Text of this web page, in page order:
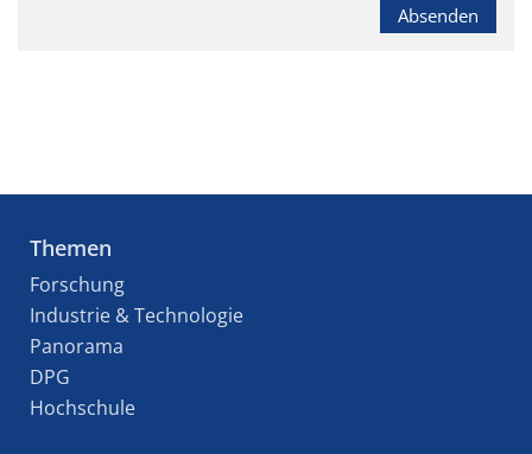
Absenden
Themen
Forschung
Industrie & Technologie
Panorama
DPG
Hochschule